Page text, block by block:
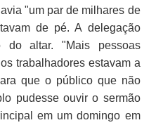
"um par de milhares de
de pé. A delegação
do altar. "Mais pessoas
trabalhadores estavam a
que o público que não
pudesse ouvir o sermão
em um domingo em